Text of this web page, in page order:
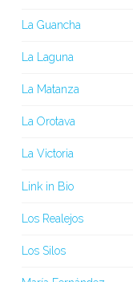
La Guancha
La Laguna
La Matanza
La Orotava
La Victoria
Link in Bio
Los Realejos
Los Silos